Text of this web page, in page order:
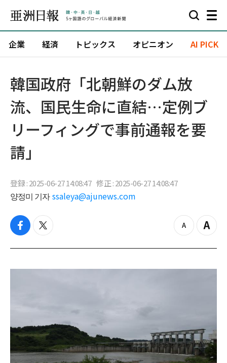
企業 経済 トピックス オピニオン AI PICK
韓国政府「北朝鮮のダム放
流、国民生命に直結…定例ブ
リーフィングで事前通報を要
請」
登録 : 2025-06-27 14:08:47 修正 : 2025-06-27 14:08:47
양정미 기자 ssaleya@ajunews.com
f
c
b
t
i
t
z
o
o
Z
o
i